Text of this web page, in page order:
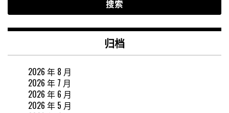
归档
2026 年 8 月
2026 年 7 月
2026 年 6 月
2026 年 5 月